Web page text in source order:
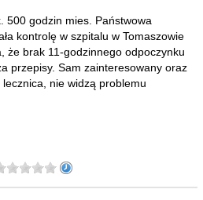
500 godzin mies. Państwowa
kontrolę w szpitalu w Tomaszowie
że brak 11-godzinnego odpoczynku
przepisy. Sam zainteresowany oraz
nie widzą problemu